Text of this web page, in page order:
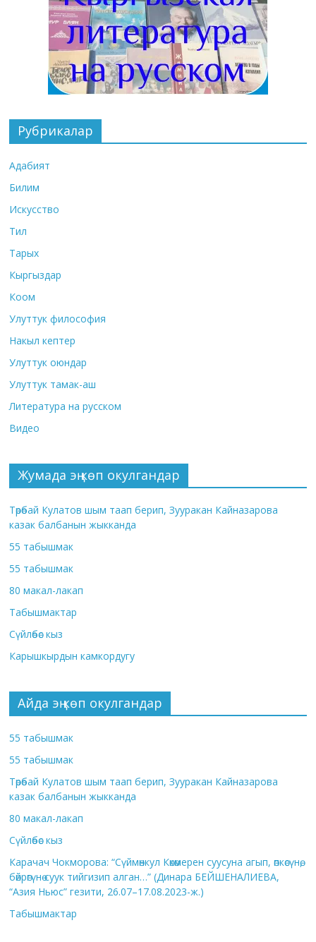
Рубрикалар
Адабият
Билим
Искусство
Тил
Тарых
Кыргыздар
Коом
Улуттук философия
Накыл кептер
Улуттук оюндар
Улуттук тамак-аш
Литература на русском
Видео
Жумада эң көп окулгандар
Төрөбай Кулатов шым таап берип, Зууракан Кайназарова
казак балбанын жыкканда
55 табышмак
55 табышмак
80 макал-лакап
Табышмактар
Сүйлөбөс кыз
Карышкырдын камкордугу
Айда эң көп окулгандар
55 табышмак
55 табышмак
Төрөбай Кулатов шым таап берип, Зууракан Кайназарова
казак балбанын жыкканда
80 макал-лакап
Сүйлөбөс кыз
Карачач Чокморова: “Сүймөнкул Көкөмерен суусуна агып, өпкөсүнө,
бөйрөгүнө суук тийгизип алган…” (Динара БЕЙШЕНАЛИЕВА,
“Азия Ньюс” гезити, 26.07–17.08.2023-ж.)
Табышмактар